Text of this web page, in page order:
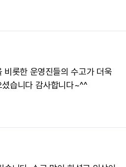
비롯한 운영진들의 수고가 더욱
습니다 감사합니다~^^